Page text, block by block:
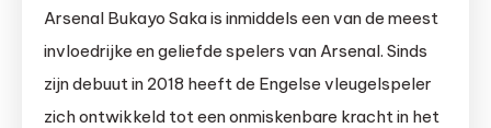
Arsenal Bukayo Saka is inmiddels een van de meest
invloedrijke en geliefde spelers van Arsenal. Sinds
zijn debuut in 2018 heeft de Engelse vleugelspeler
zich ontwikkeld tot een onmiskenbare kracht in het